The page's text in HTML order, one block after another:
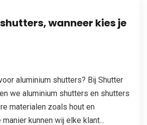
wanneer kies je
aluminium shutters? Bij Shutter
we aluminium shutters en shutters
materialen zoals hout en
kunnen wij elke klant...